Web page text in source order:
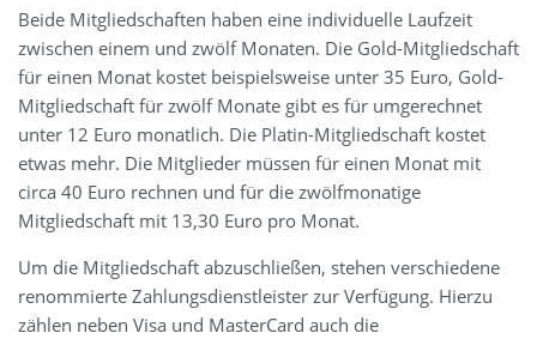
Beide Mitgliedschaften haben eine individuelle Laufzeit
zwischen einem und zwölf Monaten. Die Gold-Mitgliedschaft
für einen Monat kostet beispielsweise unter 35 Euro, Gold-
Mitgliedschaft für zwölf Monate gibt es für umgerechnet
unter 12 Euro monatlich. Die Platin-Mitgliedschaft kostet
etwas mehr. Die Mitglieder müssen für einen Monat mit
circa 40 Euro rechnen und für die zwölfmonatige
Mitgliedschaft mit 13,30 Euro pro Monat.
Um die Mitgliedschaft abzuschließen, stehen verschiedene
renommierte Zahlungsdienstleister zur Verfügung. Hierzu
zählen neben Visa und MasterCard auch die